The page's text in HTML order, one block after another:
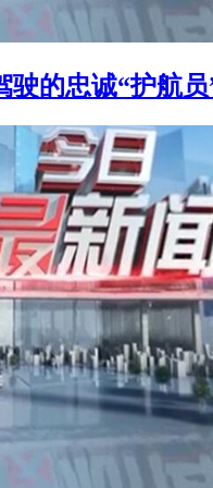
驶的忠诚“护航员